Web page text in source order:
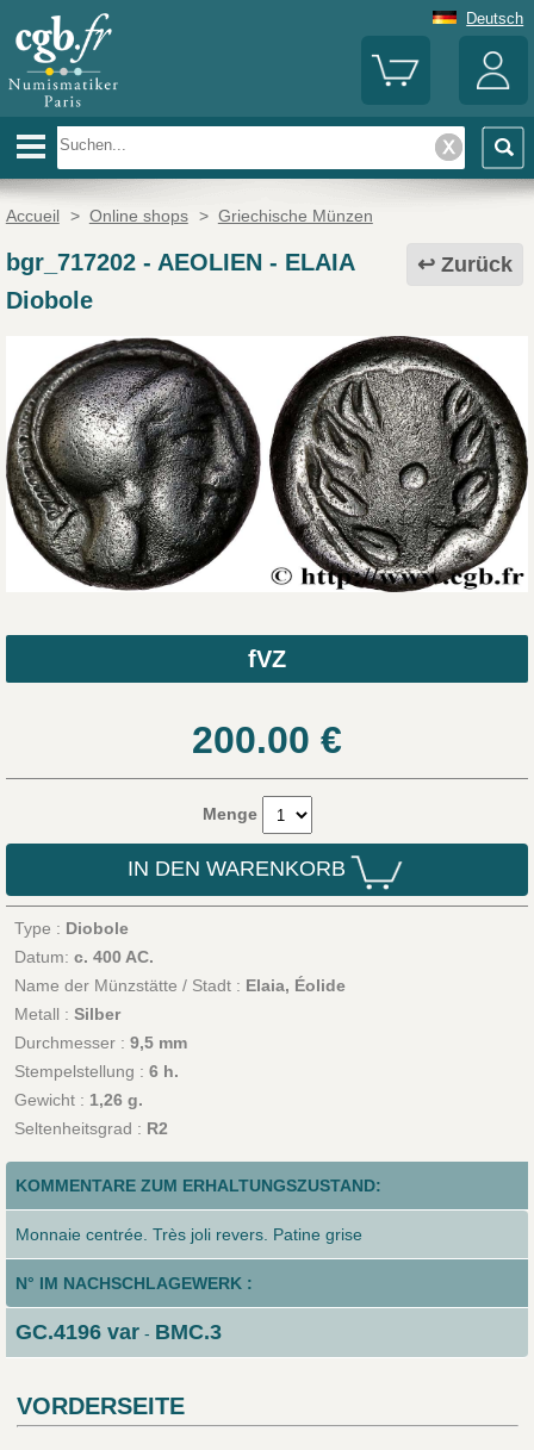
Deutsch
Accueil > Online shops > Griechische Münzen
Zurück
bgr_717202- AEOLIEN - ELAIA
Diobole
fVZ
200.00 €
Menge
IN DEN WARENKORB
Type : Diobole
Datum: c. 400 AC.
Name der Münzstätte / Stadt : Elaia, Éolide
Metall : Silber
Durchmesser : 9,5 mm
Stempelstellung : 6 h.
Gewicht : 1,26 g.
Seltenheitsgrad : R2
KOMMENTARE ZUM ERHALTUNGSZUSTAND:
Monnaie centrée. Très joli revers. Patine grise
N° IM NACHSCHLAGEWERK :
GC.4196 var- BMC.3
VORDERSEITE